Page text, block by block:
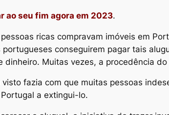
ao seu fim agora em 2023.
ricas compravam imóveis em
conseguirem pagar tais
dinheiro. Muitas vezes, a procedência
visto fazia com que muitas pessoas
a extingui-lo.